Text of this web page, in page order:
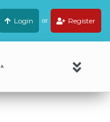
Login or Register